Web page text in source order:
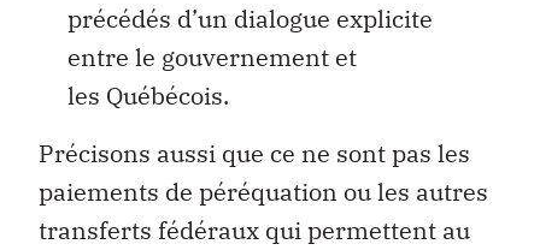
précédés d’un dialogue explicite
entre le gouvernement et
les Québécois.
Précisons aussi que ce ne sont pas les
paiements de péréquation ou les autres
transferts fédéraux qui permettent au